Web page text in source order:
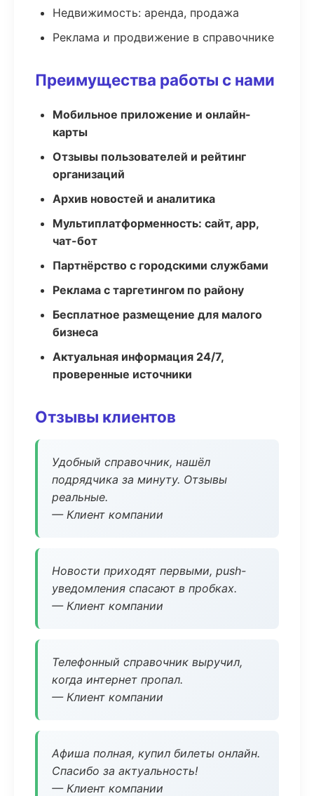
Недвижимость: аренда, продажа
Реклама и продвижение в справочнике
Преимущества работы с нами
Мобильное приложение и онлайн-
карты
Отзывы пользователей и рейтинг
организаций
Архив новостей и аналитика
Мультиплатформенность: сайт, app,
чат-бот
Партнёрство с городскими службами
Реклама с таргетингом по району
Бесплатное размещение для малого
бизнеса
Актуальная информация 24/7,
проверенные источники
Отзывы клиентов
Удобный справочник, нашёл
подрядчика за минуту. Отзывы
реальные.
— Клиент компании
Новости приходят первыми, push-
уведомления спасают в пробках.
— Клиент компании
Телефонный справочник выручил,
когда интернет пропал.
— Клиент компании
Афиша полная, купил билеты онлайн.
Спасибо за актуальность!
— Клиент компании